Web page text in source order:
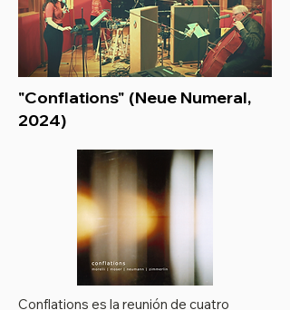
"Conflations" (Neue Numeral,
2024)
Conflations es la reunión de cuatro